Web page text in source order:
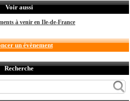
Voir aussi
à venir en Ile-de-France
un évènement
Recherche